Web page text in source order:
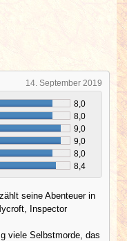
14. September 2019
8,0
8,0
9,0
9,0
8,0
8,4
seine Abenteuer in
Inspector
viele Selbstmorde, das